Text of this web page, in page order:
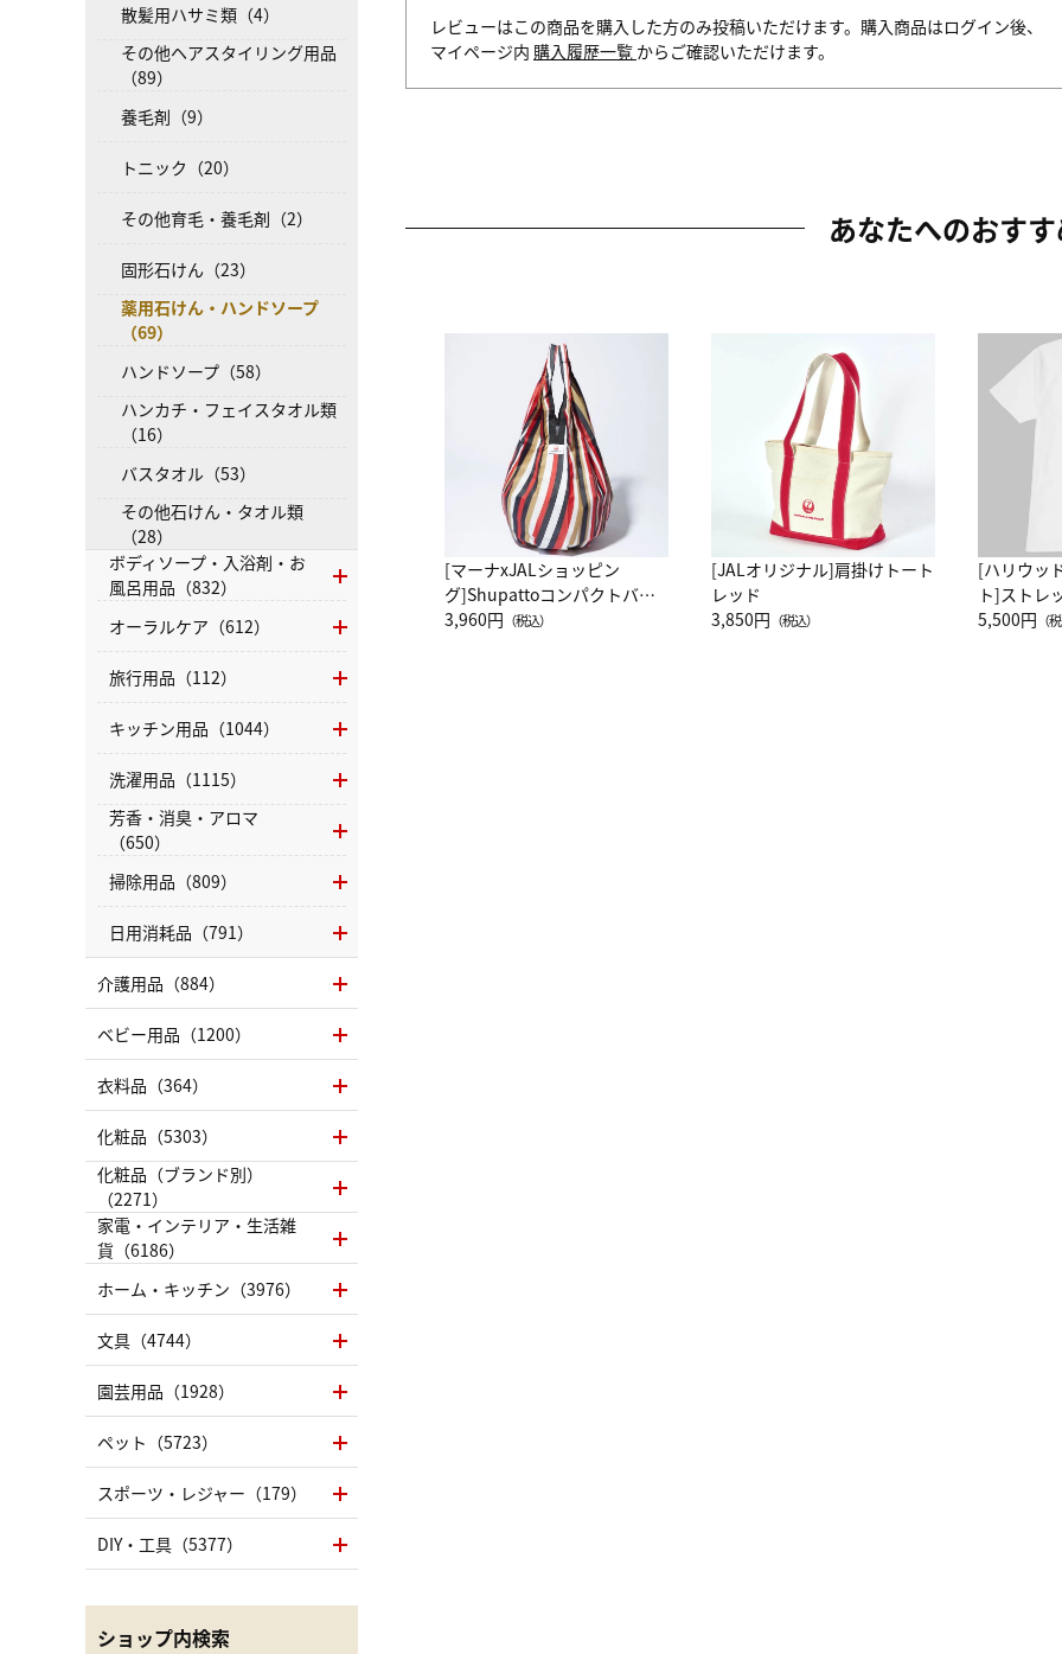
レビューはこの商品を購入した方のみ投稿いただけます。購入商品はログイン後、
マイページ内 購入履歴一覧 からご確認いただけます。
あなたへのおす
[マーナxJALショッピン
グ]Shupattoコンパクトバッ
グ Drop JAL客室乗務員
3,960円 （税込）
[JALオリジナル]肩掛けトート
レッド
3,850円 （税込）
[ハリウッ
ト]ストレ
ーネック
5,500円 （
散髪用ハサミ類（4）
その他ヘアスタイリング用品
（89）
養毛剤（9）
トニック（20）
その他育毛・養毛剤（2）
固形石けん（23）
薬用石けん・ハンドソープ
（69）
ハンドソープ（58）
ハンカチ・フェイスタオル類
（16）
バスタオル（53）
その他石けん・タオル類
（28）
ボディソープ・入浴剤・お
風呂用品（832）
オーラルケア（612）
旅行用品（112）
キッチン用品（1044）
洗濯用品（1115）
芳香・消臭・アロマ
（650）
掃除用品（809）
日用消耗品（791）
介護用品（884）
ベビー用品（1200）
衣料品（364）
化粧品（5303）
化粧品（ブランド別）
（2271）
家電・インテリア・生活雑
貨（6186）
ホーム・キッチン（3976）
文具（4744）
園芸用品（1928）
ペット（5723）
スポーツ・レジャー（179）
DIY・工具（5377）
ショップ内検索